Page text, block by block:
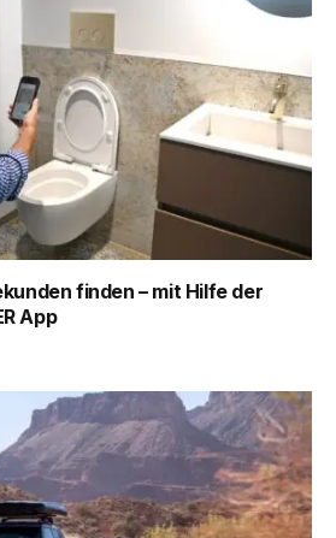
finden – mit Hilfe der
App